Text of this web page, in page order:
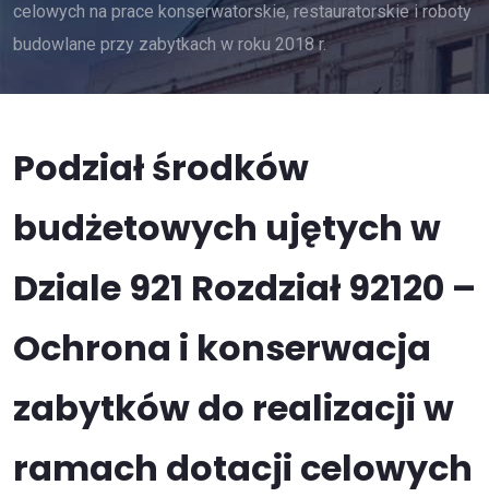
celowych na prace konserwatorskie, restauratorskie i roboty
budowlane przy zabytkach w roku 2018 r.
Podział środków
budżetowych ujętych w
Dziale 921 Rozdział 92120 –
Ochrona i konserwacja
zabytków do realizacji w
ramach dotacji celowych